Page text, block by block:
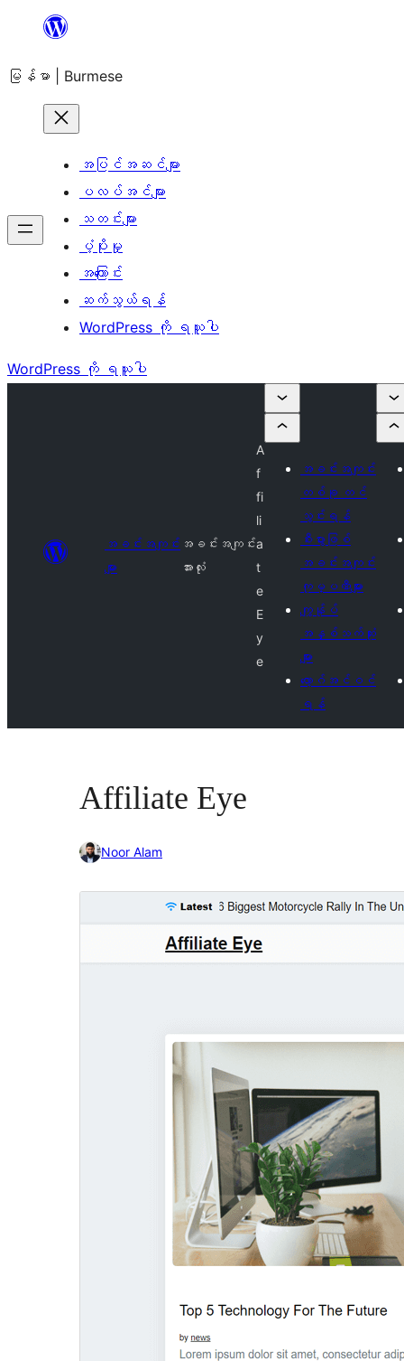
အကြောင်းအရာ
ကျော်သွား
မြန်မာ | Burmese
အပြင်အဆင်များ
ပလပ်အင်များ
သတင်းများ
ပံ့ပိုးမှု
အကြောင်း
ဆက်သွယ်ရန်
WordPress ကို ရယူပါ
WordPress ကို ရယူပါ
အခင်းအကျင်း
များ
အခင်းအကျင်း
အားလုံး
A
f
fi
li
a
t
e
E
y
e
အခင်းအကျင်း
တစ်ခု တင်
သွင်းရန်
စီးပွားဖြစ်
အခင်းအကျင်း
ကုမ္ပဏီများ
ကျွန်ုပ်
အနှစ်သက်ဆုံး
များ
လော့ဂ်အင်ဝင်
ရန်
Affiliate Eye
Noor Alam